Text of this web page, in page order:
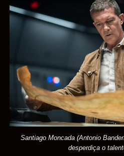
Santiago Moncada (Antonio
desperdiça o